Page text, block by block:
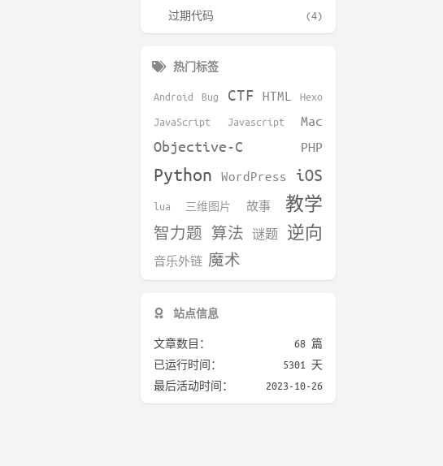
过期代码
(4)
热门标签
Android Bug CTF HTML
Hexo
JavaScript
Javascript Mac
Objective-C PHP
Python WordPress iOS
lua 三维图片 故事 教学
智力题 算法 谜题 逆向
音乐外链 魔术
站点信息
文章数目：
68 篇
已运行时间：
5301 天
最后活动时间：
2023-10-26